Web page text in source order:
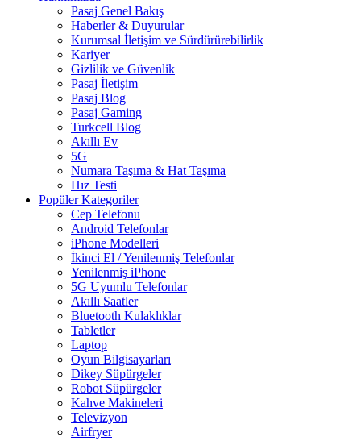
Pasaj Genel Bakış
Haberler & Duyurular
Kurumsal İletişim ve Sürdürürebilirlik
Kariyer
Gizlilik ve Güvenlik
Pasaj İletişim
Pasaj Blog
Pasaj Gaming
Turkcell Blog
Akıllı Ev
5G
Numara Taşıma & Hat Taşıma
Hız Testi
Popüler Kategoriler
Cep Telefonu
Android Telefonlar
iPhone Modelleri
İkinci El / Yenilenmiş Telefonlar
Yenilenmiş iPhone
5G Uyumlu Telefonlar
Akıllı Saatler
Bluetooth Kulaklıklar
Tabletler
Laptop
Oyun Bilgisayarları
Dikey Süpürgeler
Robot Süpürgeler
Kahve Makineleri
Televizyon
Airfryer